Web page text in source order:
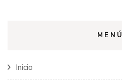
MENÚ
Inicio